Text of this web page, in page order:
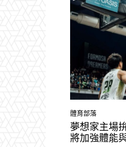
體育部落
夢想家主場
將加強體能